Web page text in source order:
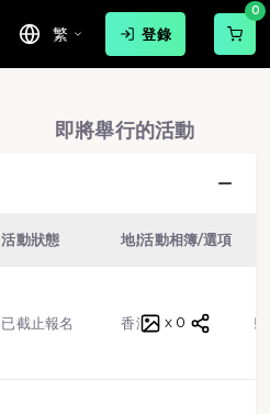
繁 登錄
0
步行
即將舉行的活動
活動狀態 地點 類型
活動相簿/選項
已截止報名 香港 越野跑
x 0